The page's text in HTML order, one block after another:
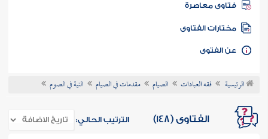
عرض موضوعي
فتاوى معاصرة
مختارات الفتاوى
الفتوى
الرئيسية فقه العبادات الصيام مقدمات في الصيام النية في الصوم
الفتاوى (148) الترتيب الحالي: